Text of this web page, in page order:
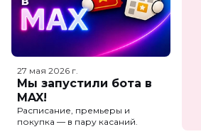
27 мая 2026 г.
Мы запустили бота в
MAX!
Расписание, премьеры и
покупка — в пару касаний.